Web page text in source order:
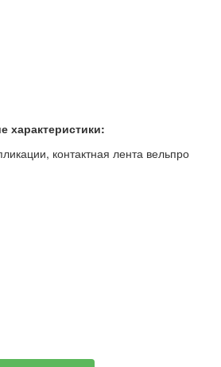
характеристики:
контактная лента вельпро